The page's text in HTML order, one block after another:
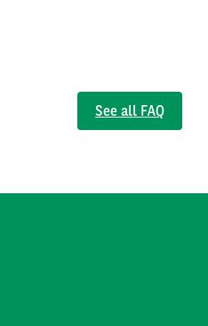
See all FAQ